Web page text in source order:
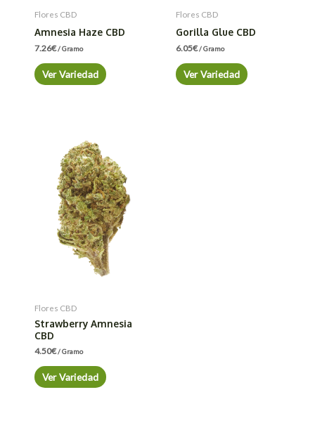
Flores CBD
Amnesia Haze CBD
7.26€/ Gramo
Ver Variedad
Flores CBD
Gorilla Glue CBD
6.05€/ Gramo
Ver Variedad
Flores CBD
Strawberry Amnesia
CBD
4.50€/ Gramo
Ver Variedad